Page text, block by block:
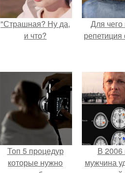
"Страшная? Ну да,
и что?
Для
репетиция
Топ 5 процедур
которые нужно
В 2006
мужчина